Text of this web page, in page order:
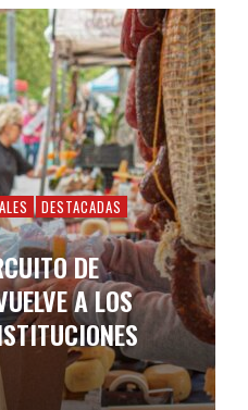
DESTACADAS
DE
A LOS